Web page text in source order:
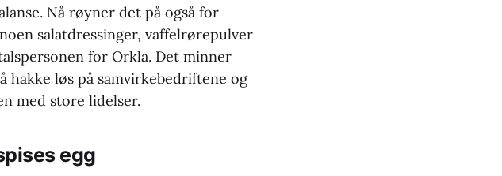
Nå røyner det på også for
salatdressinger, vaffelrørepulver
for Orkla. Det minner
løs på samvirkebedriftene og
med store lidelser.
egg